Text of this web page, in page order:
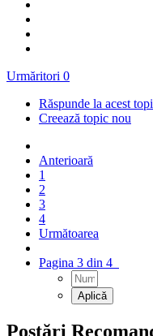
Urmăritori 0
Răspunde la acest
Creează topic nou
Anterioară
1
2
3
4
Următoarea
Pagina 3 din 4
Postări